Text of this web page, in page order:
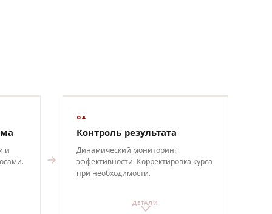
и
04
Контроль результата
Динамический мониторинг
эффективности. Корректировка курса
при необходимости.
ДЕТАЛИ